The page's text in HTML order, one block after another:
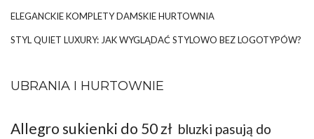
ELEGANCKIE KOMPLETY DAMSKIE HURTOWNIA
STYL QUIET LUXURY: JAK WYGLĄDAĆ STYLOWO BEZ LOGOTYPÓW?
UBRANIA I HURTOWNIE
Allegro sukienki do 50 zł bluzki pasują do